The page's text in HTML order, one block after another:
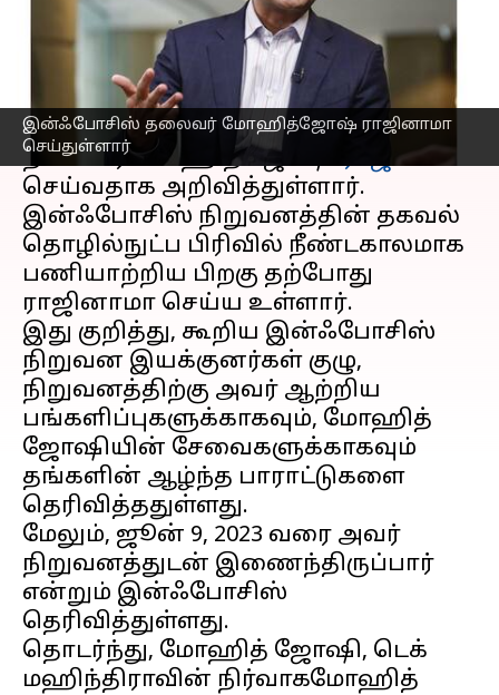
இன்ஃபோசிஸ் தலைவர் மோஹித்ஜோஷ் ராஜினாமா
செய்துள்ளார்
Siranjeevi Mar 11, 2023 01:05 pm
செய்தி முன்னோட்டம்
இன்ஃபோசிஸ் நிறுவனத்தின்
தலைவர் மோஹித் ஜோஷிராஜினாமா
செய்வதாக அறிவித்துள்ளார்.
இன்ஃபோசிஸ் நிறுவனத்தின் தகவல்
தொழில்நுட்ப பிரிவில் நீண்டகாலமாக
பணியாற்றிய பிறகு தற்போது
ராஜினாமா செய்ய உள்ளார்.
இது குறித்து, கூறிய இன்ஃபோசிஸ்
நிறுவன இயக்குனர்கள் குழு,
நிறுவனத்திற்கு அவர் ஆற்றிய
பங்களிப்புகளுக்காகவும், மோஹித்
ஜோஷியின் சேவைகளுக்காகவும்
தங்களின் ஆழ்ந்த பாராட்டுகளை
தெரிவித்ததுள்ளது.
மேலும், ஜூன் 9, 2023 வரை அவர்
நிறுவனத்துடன் இணைந்திருப்பார்
என்றும் இன்ஃபோசிஸ்
தெரிவித்துள்ளது.
தொடர்ந்து, மோஹித் ஜோஷி, டெக்
மஹிந்திராவின் நிர்வாகமோஹித்